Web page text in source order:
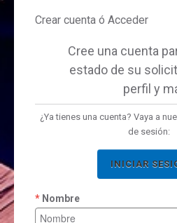
Crear cuenta ó Acceder
Cree una cuenta
estado de su
perfil y
¿Ya tienes una cuenta? Vaya a
de sesión:
INICIAR
Nombre